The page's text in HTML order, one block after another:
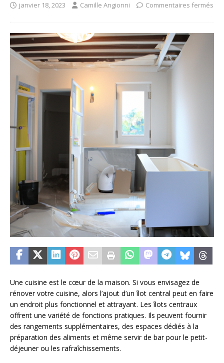
janvier 18, 2023 Camille Angionni Commentaires fermés
Une cuisine est le cœur de la maison. Si vous envisagez de
rénover votre cuisine, alors l’ajout d’un îlot central peut en faire
un endroit plus fonctionnel et attrayant. Les îlots centraux
offrent une variété de fonctions pratiques. Ils peuvent fournir
des rangements supplémentaires, des espaces dédiés à la
préparation des aliments et même servir de bar pour le petit-
déjeuner ou les rafraîchissements.